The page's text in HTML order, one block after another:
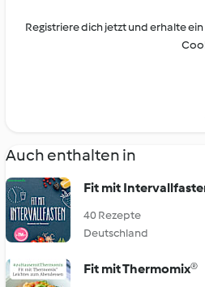
Registriere dich jetzt und erhalte
Auch enthalten in
Fit mit
40 Rezepte
Deutschland
Fit mit Thermomix®